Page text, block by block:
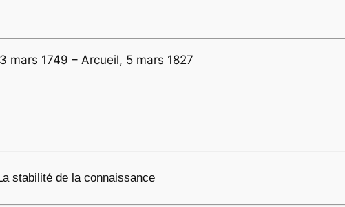
mars 1749 – Arcueil, 5 mars 1827
stabilité de la connaissance